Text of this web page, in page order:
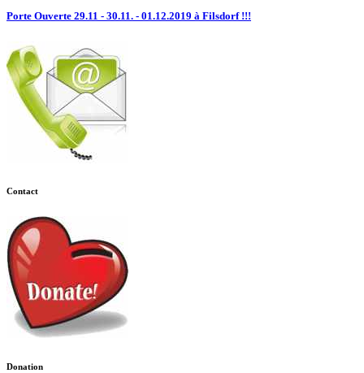
Porte Ouverte 29.11 - 30.11. - 01.12.2019 à Filsdorf !!!
Contact
Donation